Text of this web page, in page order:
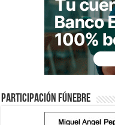
Participación fúnebre